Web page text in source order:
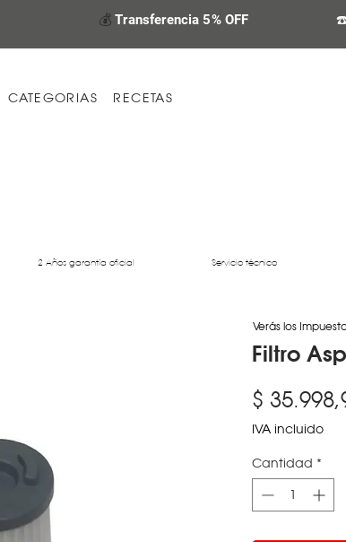
💰Transferencia 5% OFF
CATEGORIAS RECETAS
2 Años garantía oficial Servicio técnico
Filtro
$
IVA incluido
Cantidad *
Verás los